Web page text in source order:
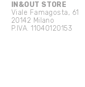
IN&OUT STORE
Viale Famagosta, 61
20142 Milano
P.IVA. 11040120153